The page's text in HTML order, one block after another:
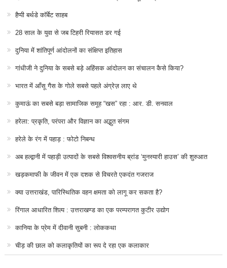
हैप्पी बर्थडे कॉर्बेट साहब
28 साल के युवा से जब टिहरी रियासत डर गई
दुनिया में शांतिपूर्ण आंदोलनों का संक्षिप्त इतिहास
गांधीजी ने दुनिया के सबसे बड़े अहिंसक आंदोलन का संचालन कैसे किया?
भारत में आँसू गैस के गोले सबसे पहले अंग्रेज़ लाए थे
कुमाऊं का सबसे बड़ा सामाजिक समूह “खस” रहा : आर. डी. सनवाल
हरेला: प्रकृति, परंपरा और विज्ञान का अद्भुत संगम
हरेले के रंग में पहाड़ : फोटो निबन्ध
अब हल्द्वानी में पहाड़ी उत्पादों के सबसे विश्वसनीय ब्रांड ‘मुनस्यारी हाउस’ की शुरुआत
खड़कमाफी के जीवन में एक दशक से विचरते एकदंत गजराज
क्या उत्तराखंड, पारिस्थितिक वहन क्षमता को लागू कर सकता है?
रिंगाल आधारित शिल्प : उत्तराखण्ड का एक परम्परागत कुटीर उद्योग
कानिया के प्रेम में दीवानी सुबनी : लोककथा
चीड़ की छाल को कलाकृतियों का रूप दे रहा एक कलाकार